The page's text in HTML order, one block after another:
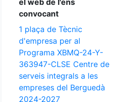
el web de l'ens
convocant
1 plaça de Tècnic
d'empresa per al
Programa XBMQ-24-Y-
363947-CLSE Centre de
serveis integrals a les
empreses del Berguedà
2024-2027